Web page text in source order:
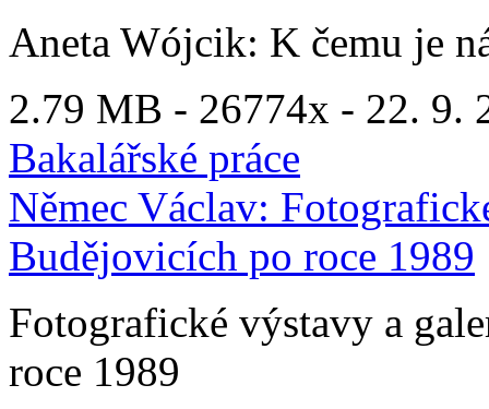
Aneta Wójcik: K čemu je
2.79 MB - 26774x - 22. 9.
Bakalářské práce
Němec Václav:
Budějovicích po roce 1989
Fotografické výstavy a
roce 1989